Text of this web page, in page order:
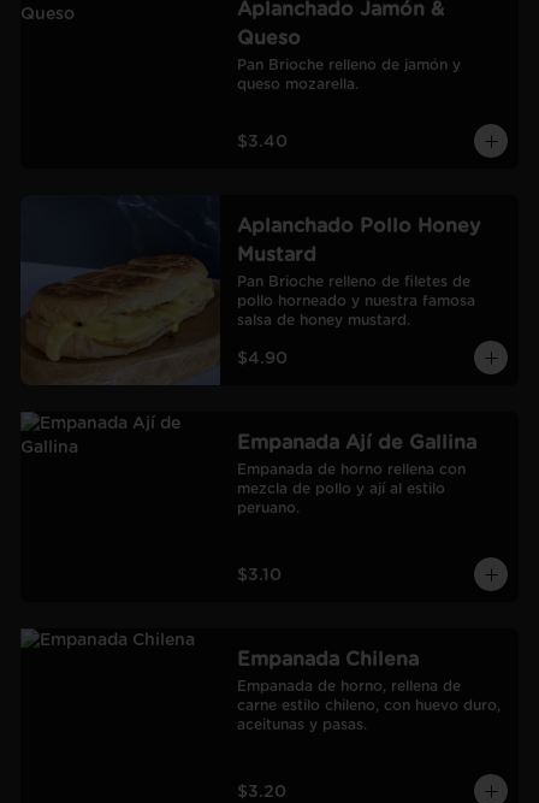
Aplanchado Jamón &
Queso
Pan Brioche relleno de jamón y
queso mozarella.
$3.40
Aplanchado Pollo Honey
Mustard
Pan Brioche relleno de filetes de
pollo horneado y nuestra famosa
salsa de honey mustard.
$4.90
Empanada Ají de Gallina
Empanada de horno rellena con
mezcla de pollo y ají al estilo
peruano.
$3.10
Empanada Chilena
Empanada de horno, rellena de
carne estilo chileno, con huevo duro,
aceitunas y pasas.
$3.20